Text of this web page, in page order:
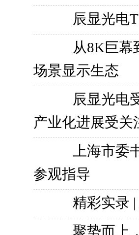
辰显光电
从8K巨幕
场景显示生态
辰显光电
产业化进展受关
上海市
参观指导
精彩实录
聚势而上